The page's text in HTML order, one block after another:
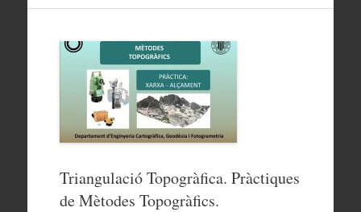
Triangulació Topogràfica. Pràctiques
de Mètodes Topogràfics.